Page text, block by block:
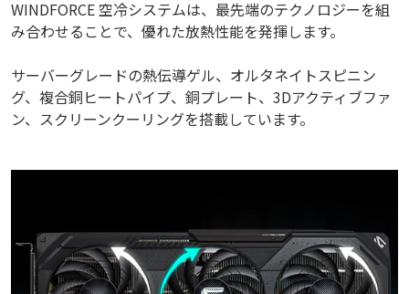
WINDFORCE 空冷システムは、最先端のテクノロジーを組
み合わせることで、優れた放熱性能を発揮します。
サーバーグレードの熱伝導ゲル、オルタネイトスピニン
グ、複合銅ヒートパイプ、銅プレート、3Dアクティブファ
ン、スクリーンクーリングを搭載しています。